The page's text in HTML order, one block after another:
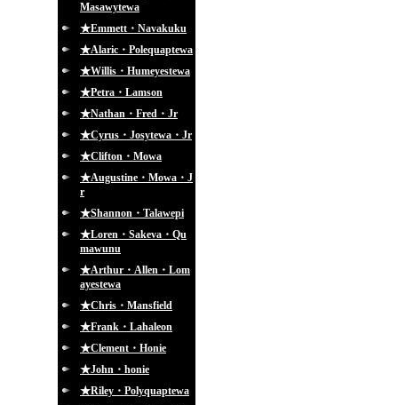
Masawytewa
★Emmett・Navakuku
★Alaric・Polequaptewa
★Willis・Humeyestewa
★Petra・Lamson
★Nathan・Fred・Jr
★Cyrus・Josytewa・Jr
★Clifton・Mowa
★Augustine・Mowa・J
r
★Shannon・Talawepi
★Loren・Sakeva・Qu
mawunu
★Arthur・Allen・Lom
ayestewa
★Chris・Mansfield
★Frank・Lahaleon
★Clement・Honie
★John・honie
★Riley・Polyquaptewa